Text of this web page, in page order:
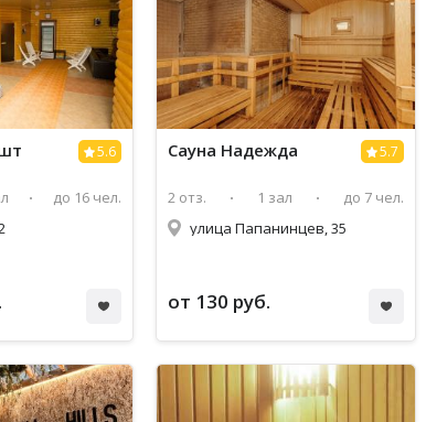
5.6
до 16 чел.
5.7
Сауна Надежда
2 отз. 1 зал
до 7 чел.
улица Папанинцев, 35
от 130 руб.